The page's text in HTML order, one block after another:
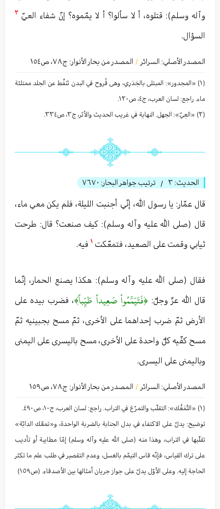
وآله وسلم): قتلوه، أ لا سألوا؟ أ لا يمّموه؟ إنّ شفاء العيّ
السؤال.
المصدر الأصلي: السرائر / المصدر من بحار الأنوار: ج٧٨، ص١٥٤
(١) «المجدور»: المبتلی بالجَدَرِي، وهی قُروح في البدن تَنَفَّط عن الجلد ممتلئة
ماء. راجع: لسان العرب، ج٤، ص١٢٠.
(٢) «العِيّ»: الجهل. النهاية في غريب الحديث والأثر، ج٣، ص٣٣٤.
الحديث: ٣ / ترتيب جواهر البحار: ٧٦٧٠
قال عمّار: يا رسول الله، إنّي أجنبت الليلة، فلم يكن معي ماء،
قال (صلى الله عليه وآله وسلم): كيف صنعت؟ قال: طرحت
ثيابي وقمت على الصعيد، فتمعّكت
فيه.
فقال (صلى الله عليه وآله وسلم): هكذا يصنع الحمار، إنّما
قال الله عزّ وجلّ: ﴿فَتَيَمَّمُواْ صَعِيداً طَيِّباً﴾، فضرب بيده على
الأرض ثمّ ضرب إحداهما على الأخرى، ثمّ مسح بجبينیه ثمّ
مسح كفّيه كلّ واحدة على الأخرى، مسح باليسرى على اليمنى
وباليمنى على اليسرى.
المصدر الأصلي: السرائر / المصدر من بحار الأنوار: ج٧٨، ص١٥٩
(١) «التَّمَعُّك»: التقلّب والتمرّغ في التراب. راجع: لسان العرب، ج١٠، ص٤٩٠.
توضیح: يدلّ على الاكتفاء في بدل الجنابة بالضربة الواحدة، و«تمعّك الدابّة»
تقلّبها في التراب، وهذا منه (صلى الله عليه وآله وسلم) إمّا مطايبة أو تأديب
على ترك القياس، فإنّه قاس التيمّم بالغسل، وعدم التقصير في طلب علم ما تكثر
الحاجة إليه. وعلى الأوّل يدلّ على جواز جريان أمثالها بين الأصدقاء. (ص١٥٩)